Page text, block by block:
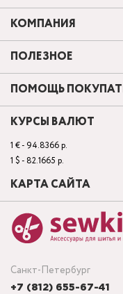
Санкт-Петербург
+7 (812) 655-67-41
КОМПАНИЯ
ПОЛЕЗНОЕ
ПОМОЩЬ
КУРСЫ ВАЛЮТ
1 € - 94.8366 р.
1 $ - 82.1665 р.
КАРТА САЙТА